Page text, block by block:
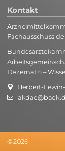
Kontakt
Fachausschuss
Dezernat 6 –
Herbert-Lewin-
© 2026